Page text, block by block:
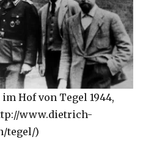
Hof von Tegel 1944,
www.dietrich-
tegel/)